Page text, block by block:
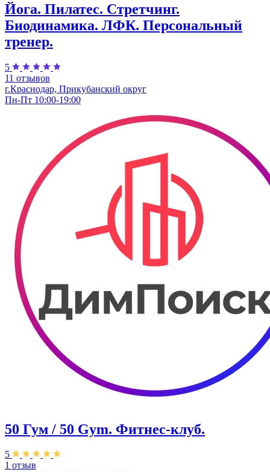
Йога. Пилатес. Стретчинг.
Биодинамика. ЛФК. Персональный
тренер.
5
11 отзывов
г.Краснодар, Прикубанский округ
Пн-Пт 10:00-19:00
50 Гум / 50 Gym. Фитнес-клуб.
5
1 отзыв